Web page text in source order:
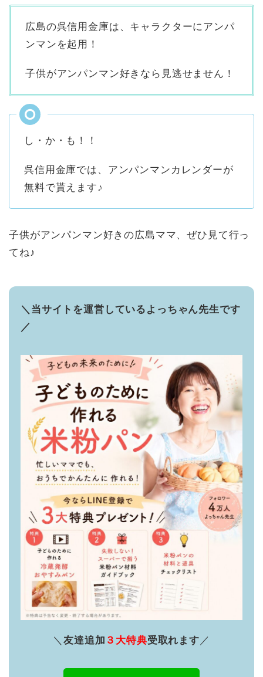
広島の呉信用金庫は、キャラクターにアンパ
ンマンを起用！
子供がアンパンマン好きなら見逃せません！
し・か・も！！
呉信用金庫では、アンパンマンカレンダーが
無料で貰えます♪
子供がアンパンマン好きの広島ママ、ぜひ見て行っ
てね♪
＼当サイトを運営しているよっちゃん先生です
／
＼友達追加 ３大特典受取れます ／